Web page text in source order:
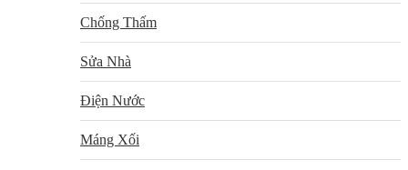
Chống Thấm
Sửa Nhà
Điện Nước
Máng Xối